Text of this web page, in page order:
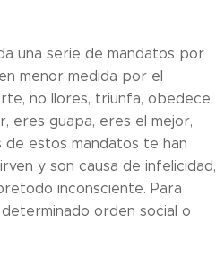
una serie de mandatos por
menor medida por el
no llores, triunfa, obedece,
eres guapa, eres el mejor,
de estos mandatos te han
y son causa de infelicidad,
inconsciente. Para
orden social o